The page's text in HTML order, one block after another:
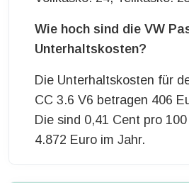
Wie hoch sind die VW
Unterhaltskosten?
Die Unterhaltskosten für
CC 3.6 V6 betragen 406
Die sind 0,41 Cent pro
4.872 Euro im Jahr.